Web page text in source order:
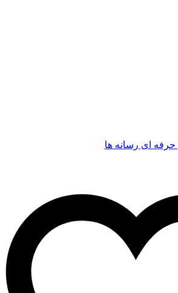
حرفه ای رسانه ها